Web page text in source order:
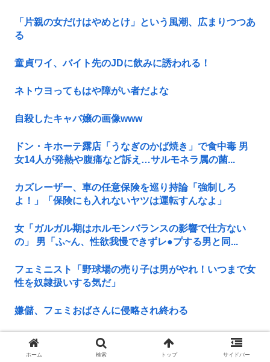
「片親の女だけはやめとけ」という風潮、広まりつつあ
る
童貞ワイ、バイト先のJDに飲みに誘われる！
ネトウヨってもはや障がい者だよな
自殺したキャバ嬢の画像www
ドン・キホーテ露店「うなぎのかば焼き」で食中毒 男
女14人が発熱や腹痛など訴え…サルモネラ属の菌...
カズレーザー、車の任意保険を巡り持論「強制しろ
よ！」「保険にも入れないヤツは運転すんなよ」
女「ガルガル期はホルモンバランスの影響で仕方ない
の」 男「ふ~ん、性欲我慢できずレ●プする男と同...
フェミニスト「野球場の売り子は男がやれ！いつまで女
性を奴隷扱いする気だ」
嫌儲、フェミおばさんに侵略され終わる
共産党信者「募金で共産党を叩くのは、頑張る人を邪魔
したいという日本人らしい薄暗い欲望のせい」
ホーム 検索 トップ サイドバー